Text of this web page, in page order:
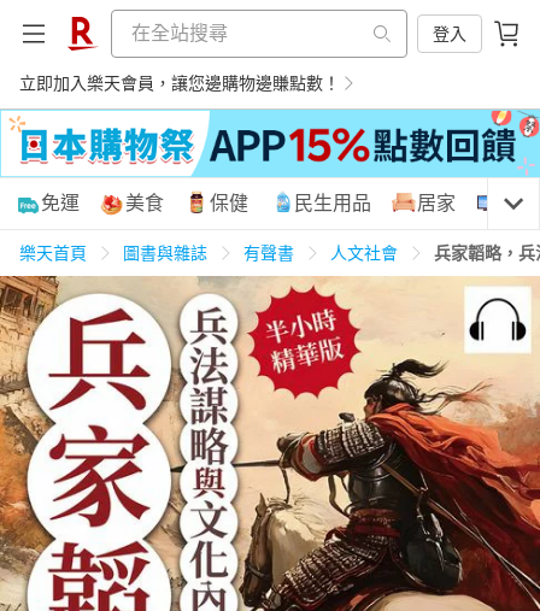
登入
立即加入樂天會員，讓您邊購物邊賺點數！
購物網分類
天天免運 美食蛋糕 養生保健 民生用品
居家生活 3C家電 運動休閒 親子玩具
女裝 男裝 化妝保養 情趣用品
免運 美食 保健 民生用品 居家 3C
樂天首頁 圖書與雜誌 有聲書 人文社會 兵家韜略，